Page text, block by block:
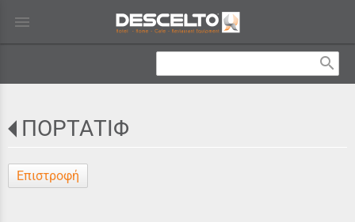
menu
search
ΠΟΡΤΑΤΙΦ
Επιστροφή